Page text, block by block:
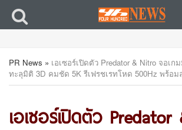
PR News » เอเซอร์เปิดตัว Predator & Nitro จอเก
ทะลุมิติ 3D คมชัด 5K รีเฟรชเรทโหด 500Hz พร้อ
เอเซอร์เปิดตัว